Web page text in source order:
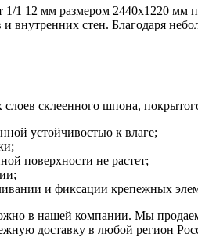
1 12 мм размером 2440х1220 мм
внутренних стен. Благодаря
склеенного шпона,
устойчивостью к влаге;
поверхности не растет;
и фиксации крепежных
в нашей компании. Мы продаем
доставку в любой регион